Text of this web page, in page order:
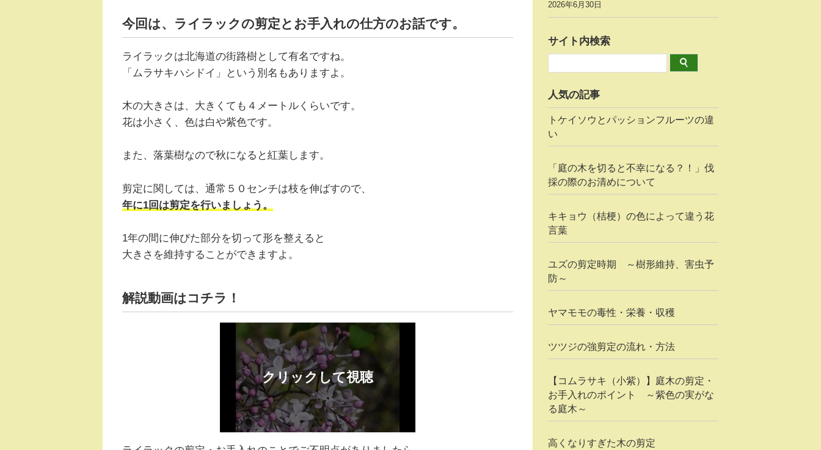
b
o
k
a
今回は、ライラックの剪定とお手入れの仕方のお話です。
ライラックは北海道の街路樹として有名ですね。
「ムラサキハシドイ」という別名もありますよ。
木の大きさは、大きくても４メートルくらいです。
花は小さく、色は白や紫色です。
また、落葉樹なので秋になると紅葉します。
剪定に関しては、通常５０センチは枝を伸ばすので、
年に1回は剪定を行いましょう。
1年の間に伸びた部分を切って形を整えると
大きさを維持することができますよ。
解説動画はコチラ！
2026年6月30日
サイト内検索
人気の記事
トケイソウとパッションフルーツの違
い
「庭の木を切ると不幸になる？！」伐
採の際のお清めについて
キキョウ（桔梗）の色によって違う花
言葉
ユズの剪定時期 ～樹形維持、害虫予
防～
ヤマモモの毒性・栄養・収穫
ツツジの強剪定の流れ・方法
【コムラサキ（小紫）】庭木の剪定・
お手入れのポイント ～紫色の実がな
る庭木～
高くなりすぎた木の剪定